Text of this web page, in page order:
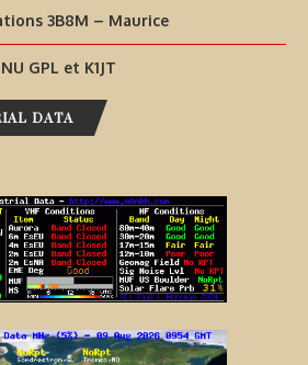
3B8M – Maurice
GPL et K1JT
DATA